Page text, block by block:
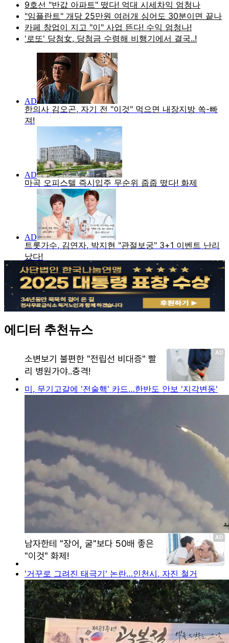
에디터 추천뉴스
미, 무기고갈에 '전술핵' 카드…한반도 안보 '지각변동'
'거꾸로 그려진 태극기' 논란…인천시, 자진 철거